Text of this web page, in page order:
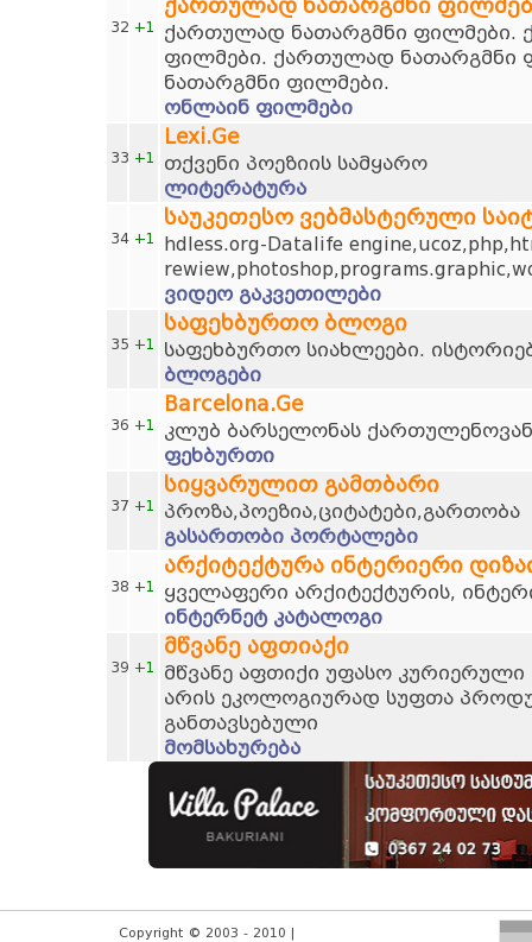
32 +1
ქართულად ნათარგმნი
ქართულად ნათარგმნი ფილმები.
ფილმები. ქართულად ნათარგმნი
ნათარგმნი ფილმები.
ონლაინ ფილმები
33 +1
Lexi.Ge
თქვენი პოეზიის სამყარო
ლიტერატურა
34 +1
საუკეთესო ვებმასტერული
hdless.org-Datalife
ვიდეო გაკვეთილები
35 +1
საფეხბურთო ბლოგი
საფეხბურთო სიახლეები.
ბლოგები
36 +1
Barcelona.Ge
კლუბ ბარსელონას
ფეხბურთი
37 +1
სიყვარულით გამთბარი
პროზა,პოეზია,ციტატები,გართობა
გასართობი პორტალები
38 +1
არქიტექტურა ინტერიერი
ყველაფერი არქიტექტურის,
ინტერნეტ კატალოგი
39 +1
მწვანე აფთიაქი
მწვანე აფთიქი უფასო კურიერული
არის ეკოლოგიურად სუფთა
განთავსებული
მომსახურება
Copyright © 2003 - 2010 |